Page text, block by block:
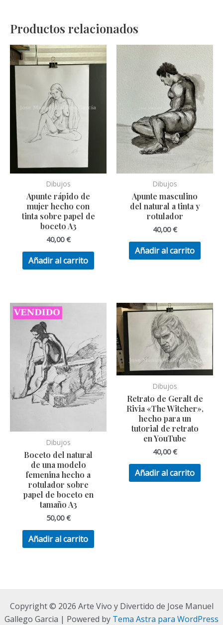
Productos relacionados
Dibujos
Apunte rápido de
mujer hecho con
tinta sobre papel de
boceto A3
40,00€
Añadir al carrito
Dibujos
Apunte masculino
del natural a tinta y
rotulador
40,00€
Añadir al carrito
Dibujos
Boceto del natural
de una modelo
femenina hecho a
rotulador sobre
papel de boceto en
tamaño A3
50,00€
Añadir al carrito
Dibujos
Retrato de Geralt de
Rivia «The Witcher»,
hecho para un
tutorial de retrato
en YouTube
40,00€
Añadir al carrito
Copyright © 2026 Arte Vivo y Divertido de Jose Manuel
Gallego Garcia | Powered by Tema Astra para WordPress